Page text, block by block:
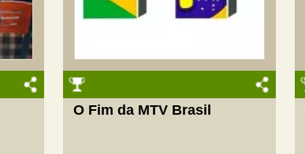
O Fim da MTV Brasil